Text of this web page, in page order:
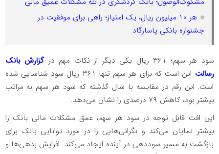
هر 10 میلیون ریال، یک امتیاز؛ راهی برای موفقیت در
جشنواره بانکی پاسارگاد
سود هر سهم؛ ۳۶۱ ریال یکی دیگر از نکات مهم در
گزارش بانک
رسالت
این است که برای هر سهم تنها ۳۶۱ ریال سود شناسایی شده
است. این رقم در مقایسه با سال گذشته که سود هر سهم به مراتب
بیشتر بود، کاهش ۷۹ درصدی را نشان می‌دهد.
این افت قابل توجه در سود هر سهم، عمق مشکلات مالی بانک را
بیشتر نمایان می‌کند و نگرانی‌هایی را در مورد توانایی بانک برای
بازگشت به مسیر سوددهی در آینده ایجاد می‌کند. افزایش بدهی‌ها و